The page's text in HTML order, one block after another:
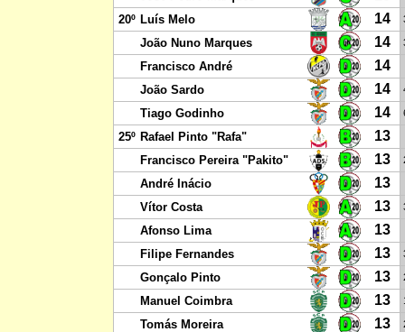
20º Luís Melo 14
João Nuno Marques 14
Francisco André 14
João Sardo 14
Tiago Godinho 14
25º Rafael Pinto "Rafa" 13
Francisco Pereira "Pakito" 13
André Inácio 13
Vítor Costa 13
Afonso Lima 13
Filipe Fernandes 13
Gonçalo Pinto 13
Manuel Coimbra 13
Tomás Moreira 13